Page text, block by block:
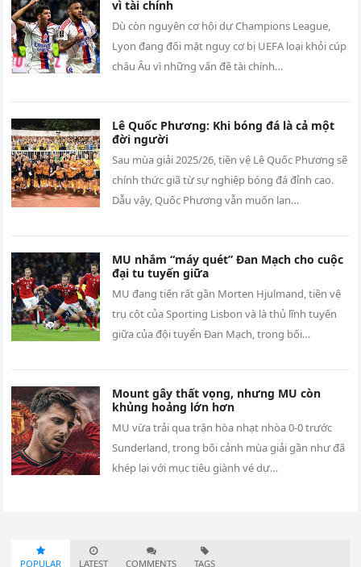
vì tài chính
Dù còn nguyên cơ hội dự Champions League,
Lyon đang đối mặt nguy cơ bị UEFA loại khỏi cúp
châu Âu vì những vấn đề tài chính…
Lê Quốc Phương: Khi bóng đá là cả một
đời người
Sau mùa giải 2025/26, tiền vệ Lê Quốc Phương sẽ
chính thức giã từ sự nghiệp bóng đá đỉnh cao.
Dẫu vậy, Quốc Phương vẫn muốn lan…
MU nhắm “máy quét” Đan Mạch cho cuộc
đại tu tuyến giữa
MU đang tiến rất gần Morten Hjulmand, tiền vệ
trụ cột của Sporting Lisbon và là thủ lĩnh tuyến
giữa của đội tuyển Đan Mạch, trong bối…
Mount gây thất vọng, nhưng MU còn
khủng hoảng lớn hơn
MU vừa trải qua trận hòa nhạt nhòa 0-0 trước
Sunderland, trong bối cảnh mùa giải gần như đã
khép lại với mục tiêu giành vé dự…
POPULAR LATEST COMMENTS TAGS